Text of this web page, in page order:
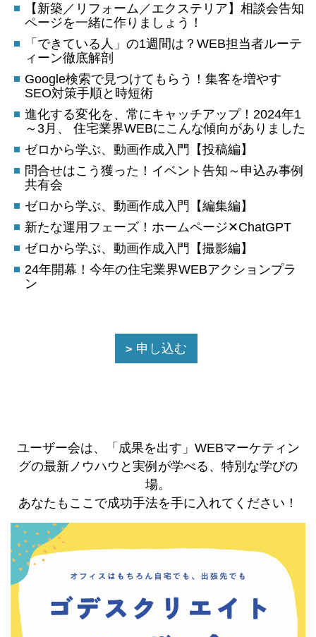
【新築／リフォーム／エクステリア】相談会告知
ページを一緒に作りましょう！
「できている人」の1週間は？WEB担当者ルーテ
ィーン徹底解剖
Google検索で見つけてもらう！集客を増やす
SEO対策手順と時短術
進化する変化を、常にキャッチアップ！2024年1
～3月、 住宅業界WEBにこんな傾向がありました
ゼロから学ぶ、動画作成入門【投稿編】
問合せはこう獲った！イベント告知～申込み事例
共有会
ゼロから学ぶ、動画作成入門【編集編】
新たな運用フェーズ！ホームページ✕ChatGPT
ゼロから学ぶ、動画作成入門【撮影編】
24年開幕！今年の住宅業界WEBアクションプラ
ン
申し込む
ユーザー会は、「成果を出す」WEBマーケティン
グの最新ノウハウと実例が学べる、特別な学びの
場。
あなたもここで成功手法を手に入れてください！